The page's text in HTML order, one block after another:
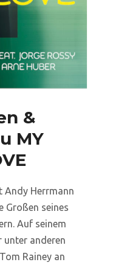
&
MY
Andy Herrmann
Großen seines
Auf seinem
unter anderen
Rainey an